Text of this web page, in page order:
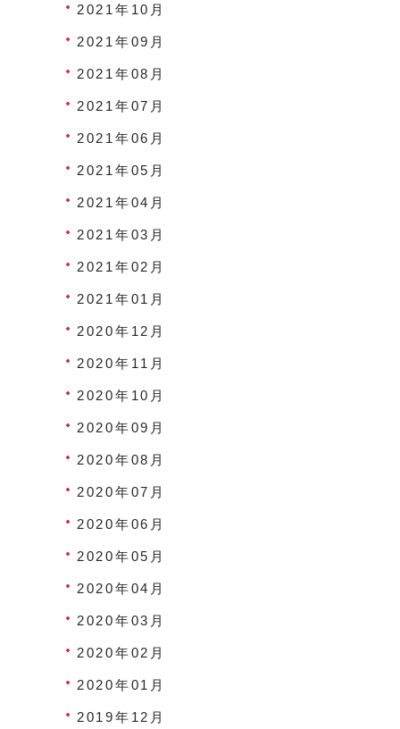
2021年10月
2021年09月
2021年08月
2021年07月
2021年06月
2021年05月
2021年04月
2021年03月
2021年02月
2021年01月
2020年12月
2020年11月
2020年10月
2020年09月
2020年08月
2020年07月
2020年06月
2020年05月
2020年04月
2020年03月
2020年02月
2020年01月
2019年12月